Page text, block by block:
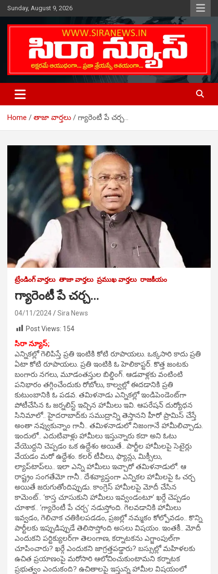
Skip
to
content
Sunday, August 9, 2026
SIRA NEWS
Telugu Online News Daily
Home తాజా వార్తలు గ్యారెంటీ పే చర్చ…
ట్రేండింగ్ వార్తలు తాజా వార్తలు ప్రముఖ వార్తలు రాజకీయం
గ్యారెంటీ పే చర్చ…
04/11/2024
Sira News
Post Views: 154
సిరా న్యూస్;
ఎన్నికల్లో గెలిపిస్తే ప్రతి ఇంటికి కోటి రూపాయలు. ఒక్కసారి కాదు ప్రతి
ఏటా కోటి రూపాయలు. ప్రతి ఇంటికి ఓ హెలికాప్టర్. కొత్త జంటకు
బంగారు నగలు, మూడంతస్తుల బిల్డింగ్. ఆడవాళ్లకు వంటింటి
పనిభారం తగ్గించేందుకు రోబోలు, కాల్వల్లో ఈదడానికి ప్రతి
కుటుంబానికి ఓ పడవ. తమిళనాడు ఎన్నికల్లో ఇండిపెండెంట్‌గా
పోటీచేసిన ఓ జర్నలిస్ట్‌ ఇచ్చిన హామీలు ఇవి. ఆపరేషన్ దుర్యోధన
సినిమాలో.. హైదరాబాద్‌కు సముద్రాన్ని తెస్తానని హీరో ప్రామిస్ చేస్తే
అంతా నవ్వుకున్నాం గానీ.. తమిళనాడులో నిజంగానే హామీలిచ్చాడు.
ఇందులో.. ఎదుటివాళ్లు హామీలు ఇస్తున్నారు కదా అని ఓటు
వేయొద్దని చెప్పడం ఒక ఉద్దేశం అయితే.. పార్టీల హామీలపై సెటైర్లు
వేయడం మరో ఉద్దేశం. కలర్‌ టీవీలు, ఫ్యాన్లు, మిక్సీలు,
ల్యాప్‌టాప్‌లు.. ఇలా ఎన్ని హామీలు ఇచ్చారో తమిళనాడులో. ఆ
రాష్ట్రం సంగతేమో గానీ.. దేశవ్యాప్తంగా ఎన్నికల హామీలపై ఓ చర్చ
అయితే జరుగుతోందిప్పుడు. కాంగ్రెస్‌ హామీలపై మోదీ చేసిన
కామెంట్‌.. ‘కాస్త చూసుకుని హామీలు ఇవ్వండంటూ’ ఖర్గే చెప్పడం
చూశాక.. ‘గ్యారెంటీ పే చర్చ’ నడుస్తోంది. గెలవడానికి హామీలు
ఇవ్వడం, గెలిచాక చతికిలపడడం, ప్రజల్లో నమ్మకం కోల్పోవడం.. కొన్ని
పార్టీలకు ఇప్పుడిప్పుడే తెలిసొస్తోంది అసలు విషయం. ఇంతకీ.. మోదీ
ఎందుకని పర్టిక్యులర్‌గా తెలంగాణ, కర్నాటకను ఎగ్జాంపుల్‌గా
చూపించారు? ఖర్గే ఎందుకని జాగ్రత్తపడ్డారు? బస్సుల్లో మహిళలకు
ఉచిత ప్రయాణంపై మరోసారి ఆలోచించుకుంటామని కర్నాటక
ప్రభుత్వం ఎందుకంది? ఉచితాలపై ఇస్తున్న హామీల విషయంలో